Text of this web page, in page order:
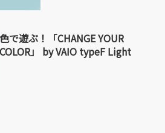
色で遊ぶ！「CHANGE YOUR
COLOR」 by VAIO typeF Light